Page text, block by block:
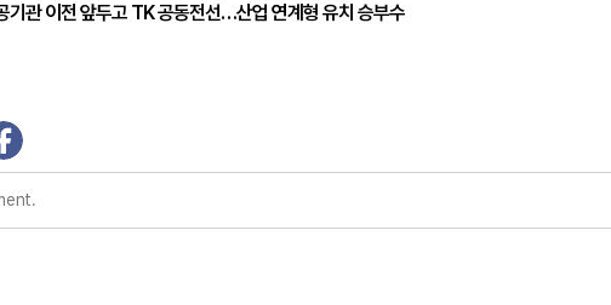
기관 이전 앞두고 TK 공동전선…산업 연계형 유치 승부수